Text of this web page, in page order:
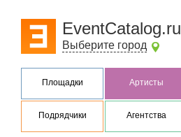
EventCatalog.ru
Выберите город
Площадки Артисты
Подрядчики Агентства